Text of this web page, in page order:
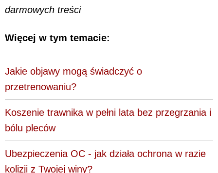
darmowych treści
Więcej w tym temacie:
Jakie objawy mogą świadczyć o
przetrenowaniu?
Koszenie trawnika w pełni lata bez przegrzania i
bólu pleców
Ubezpieczenia OC - jak działa ochrona w razie
kolizji z Twojej winy?